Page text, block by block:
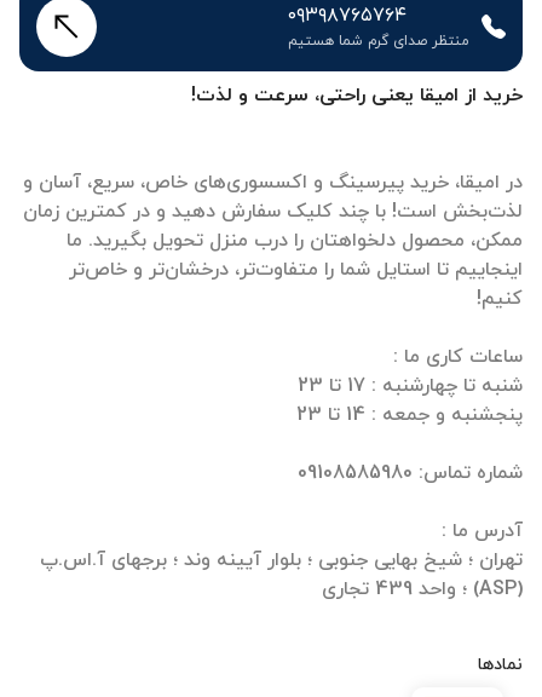
خرید از امیقا یعنی راحتی، سرعت و لذت!
در امیقا، خرید پیرسینگ و اکسسوری‌های خاص، سریع، آسان و
لذت‌بخش است! با چند کلیک سفارش دهید و در کمترین زمان
ممکن، محصول دلخواهتان را درب منزل تحویل بگیرید. ما
اینجاییم تا استایل شما را متفاوت‌تر، درخشان‌تر و خاص‌تر
تهران ؛ شیخ بهایی جنوبی ؛ بلوار آیینه وند ؛ برجهای آ.اس.پ
(ASP) ؛ واحد 439 تجاری
نمادها
۰۹۳۹۸۷۶۵۷۶۴
منتظر صدای گرم شما هستیم